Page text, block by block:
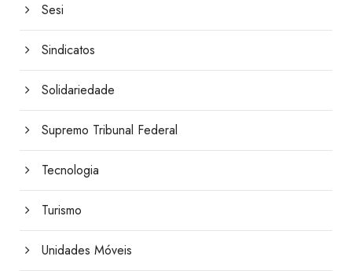
Sesi
Sindicatos
Solidariedade
Supremo Tribunal Federal
Tecnologia
Turismo
Unidades Móveis